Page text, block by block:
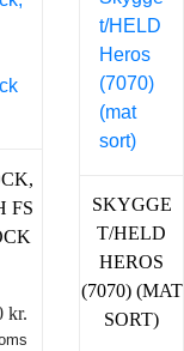
FS
kr.
SKYGGE
T/HELD
HEROS
(7070) (MAT
SORT)